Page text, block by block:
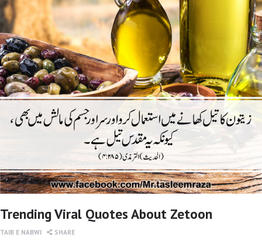
Trending Viral Quotes About Zetoon
TAIB E NABWI SHARE